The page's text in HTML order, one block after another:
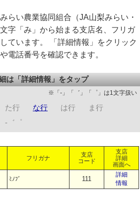
らい農業協同組合（JA山梨みらい・
字「み」から始まる支店名、フリガ
ています。 「詳細情報」をクリック
電話番号を確認できます。
は「詳細情報」をタップ
※「-」「゛」「゜」は1文字扱い
た行 な行 は行
ま行
-゛゜
フリガナ
支店
コード
支店
詳細
画面へ
ﾐﾉﾌﾞ 111
詳細
情報